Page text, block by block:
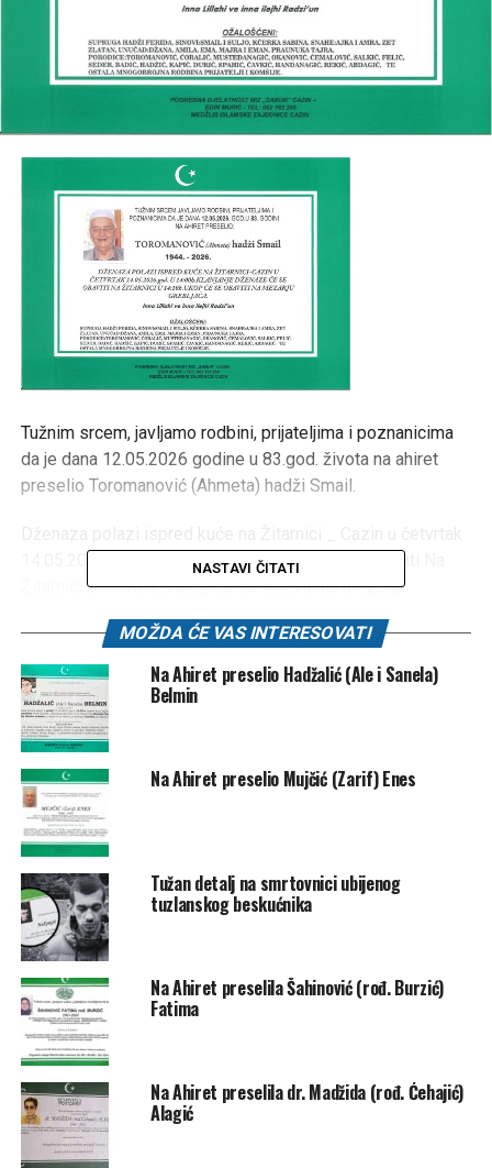
Tužnim srcem, javljamo rodbini, prijateljima i poznanicima
da je dana 12.05.2026 godine u 83.god. života na ahiret
preselio Toromanović (Ahmeta) hadži Smail.
14.05.2026. godine u 14:00h. Dženaza će se klanjati Na
Žitarnici u 14:10H, a ukop će se obaviti na mezarju
Molimo Allaha Uzvišenog da mupodari Džennet a porodica
sabur. Amin
Post
Share
Mail
POVEZANE TEME:
UP NEXT
Ekipa iz Cazina na 3X3 turniru u Bihaću uspješno
predstavila svoj grad
DON'T MISS
Briljantna Džana Hadžić, ponos JU OŠ “Ćoralići”
NASTAVI ČITATI
MOŽDA ĆE VAS INTERESOVATI
Na Ahiret preselio Hadžalić (Ale i Sanela)
Belmin
Na Ahiret preselio Mujčić (Zarif) Enes
Tužan detalj na smrtovnici ubijenog
tuzlanskog beskućnika
Na Ahiret preselila Šahinović (rođ. Burzić)
Fatima
Na Ahiret preselila dr. Madžida (rođ. Ćehajić)
Alagić